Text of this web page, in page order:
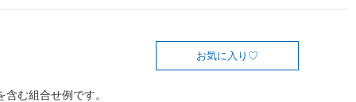
お気に入り
む組合せ例です。